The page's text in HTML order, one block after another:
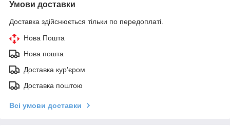
Умови доставки
Доставка здійснюється тільки по передоплаті.
Нова Пошта
Нова пошта
Доставка кур'єром
Доставка поштою
Всі умови доставки